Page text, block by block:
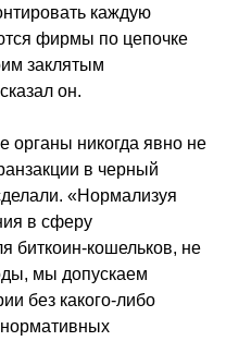
каждую
фирмы по цепочке
заклятым
он.
органы никогда явно не
в черный
«Нормализуя
в сферу
биткоин-кошельков, не
мы допускаем
без какого-либо